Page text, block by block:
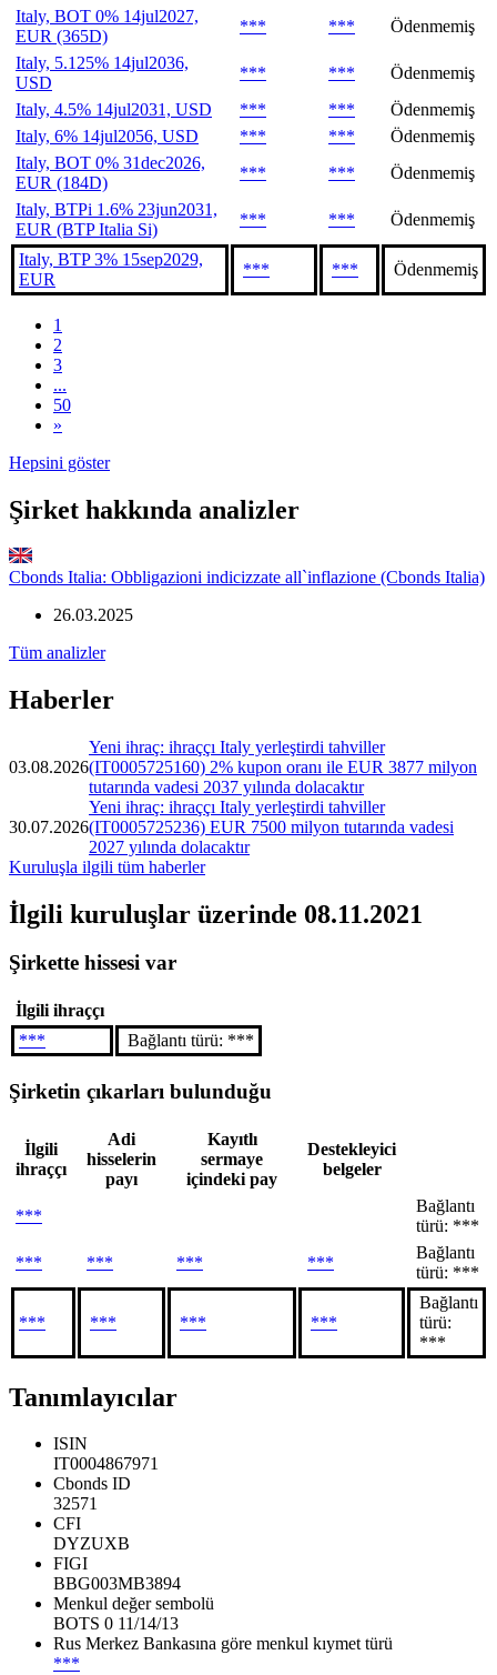
Italy, BOT 0% 14jul2027,
EUR (365D)
*** ***
Ödenmemiş
Italy, 5.125% 14jul2036,
USD
*** ***
Ödenmemiş
Italy, 4.5% 14jul2031, USD
*** ***
Ödenmemiş
Italy, 6% 14jul2056, USD
*** ***
Ödenmemiş
Italy, BOT 0% 31dec2026,
EUR (184D)
*** ***
Ödenmemiş
Italy, BTPi 1.6% 23jun2031,
EUR (BTP Italia Si)
*** *** Ödenmemiş
Italy, BTP 3% 15sep2029,
EUR
*** *** Ödenmemiş
1
2
3
...
50
»
Hepsini göster
Şirket hakkında analizler
Cbonds Italia: Obbligazioni indicizzate all`inflazione (Cbonds Italia)
26.03.2025
Tüm analizler
Haberler
03.08.2026
Yeni ihraç: ihraççı Italy yerleştirdi tahviller
(IT0005725160) 2% kupon oranı ile EUR 3877 milyon
tutarında vadesi 2037 yılında dolacaktır
30.07.2026
Yeni ihraç: ihraççı Italy yerleştirdi tahviller
(IT0005725236) EUR 7500 milyon tutarında vadesi
2027 yılında dolacaktır
Kuruluşla ilgili tüm haberler
İlgili kuruluşlar üzerinde 08.11.2021
Şirkette hissesi var
İlgili ihraççı
***
Bağlantı türü: ***
Şirketin çıkarları bulunduğu
İlgili
ihraççı
Adi
hisselerin
payı
Kayıtlı
sermaye
içindeki pay
Destekleyici
belgeler
***
Bağlantı
türü: ***
***
*** *** ***
Bağlantı
türü: ***
*** *** *** ***
Bağlantı
türü:
***
Tanımlayıcılar
ISIN
IT0004867971
Cbonds ID
32571
CFI
DYZUXB
FIGI
BBG003MB3894
Menkul değer sembolü
BOTS 0 11/14/13
Rus Merkez Bankasına göre menkul kıymet türü
***